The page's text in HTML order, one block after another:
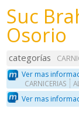
Suc
Osorio
categorías
Ver mas
CARNICERIAS
Ver mas